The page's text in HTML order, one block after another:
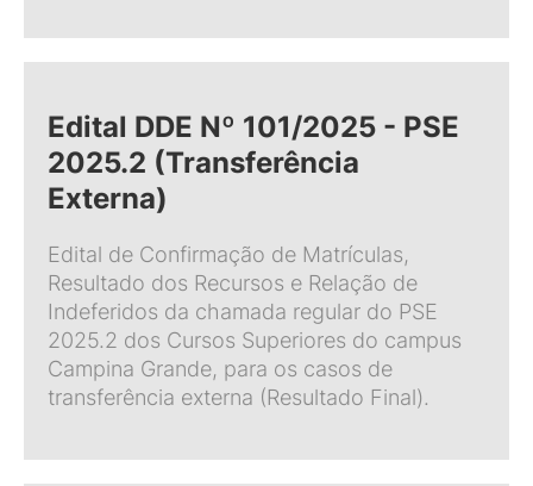
Edital DDE Nº 101/2025 - PSE
2025.2 (Transferência
Externa)
Edital de Confirmação de Matrículas,
Resultado dos Recursos e Relação de
Indeferidos da chamada regular do PSE
2025.2 dos Cursos Superiores do campus
Campina Grande, para os casos de
transferência externa (Resultado Final).